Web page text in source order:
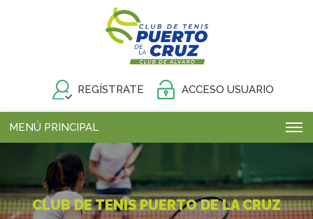
REGÍSTRATE ACCESO USUARIO
MENÚ PRINCIPAL
CLUB DE TENIS PUERTO DE LA CRUZ